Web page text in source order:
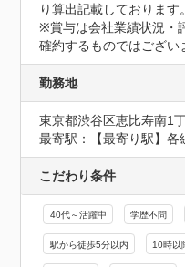
り算出記載しております。
※賞与は会社業績状況・
確約するものではござい
勤務地
東京都渋谷区恵比寿南1
最寄駅：【最寄り駅】
こだわり条件
40代～活躍中 学歴不問
駅から徒歩5分以内 10時以